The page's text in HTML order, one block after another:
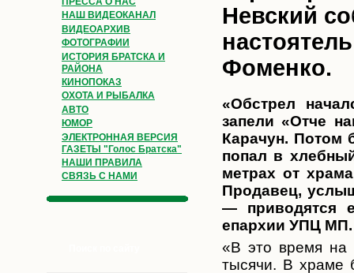
НАШ ВИДЕОКАНАЛ
ВИДЕОАРХИВ
ФОТОГРАФИИ
ИСТОРИЯ БРАТСКА И
РАЙОНА
КИНОПОКАЗ
ОХОТА И РЫБАЛКА
АВТО
ЮМОР
ЭЛЕКТРОННАЯ ВЕРСИЯ
ГАЗЕТЫ "Голос Братска"
НАШИ ПРАВИЛА
СВЯЗЬ С НАМИ
Невский
Фоменко.
«Обстрел
запели «Отче
Карачун. Потом
попал в
метрах от
Продавец,
— приводятся
епархии УПЦ МП.
«В это время на
тысячи. В храме